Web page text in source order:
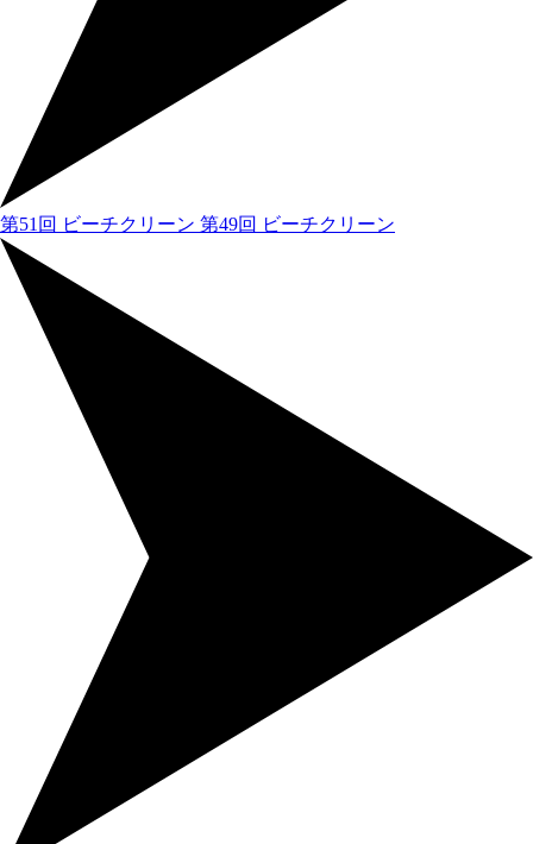
第51回 ビーチクリーン 第49回 ビーチクリーン